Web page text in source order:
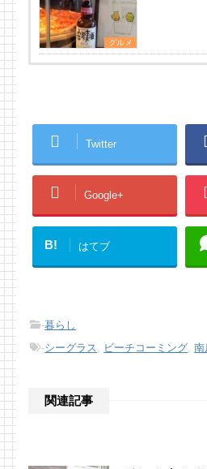
グルメ
Twitter
Google+
B! はてブ
-暮らし
-シーグラス, ビーチコーミング,南
関連記事